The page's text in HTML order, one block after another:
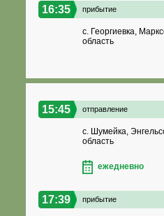
16:35 прибытие
с. Георгиевка,
область
15:45 отправление
с. Шумейка,
область
ежедневно
17:39 прибытие